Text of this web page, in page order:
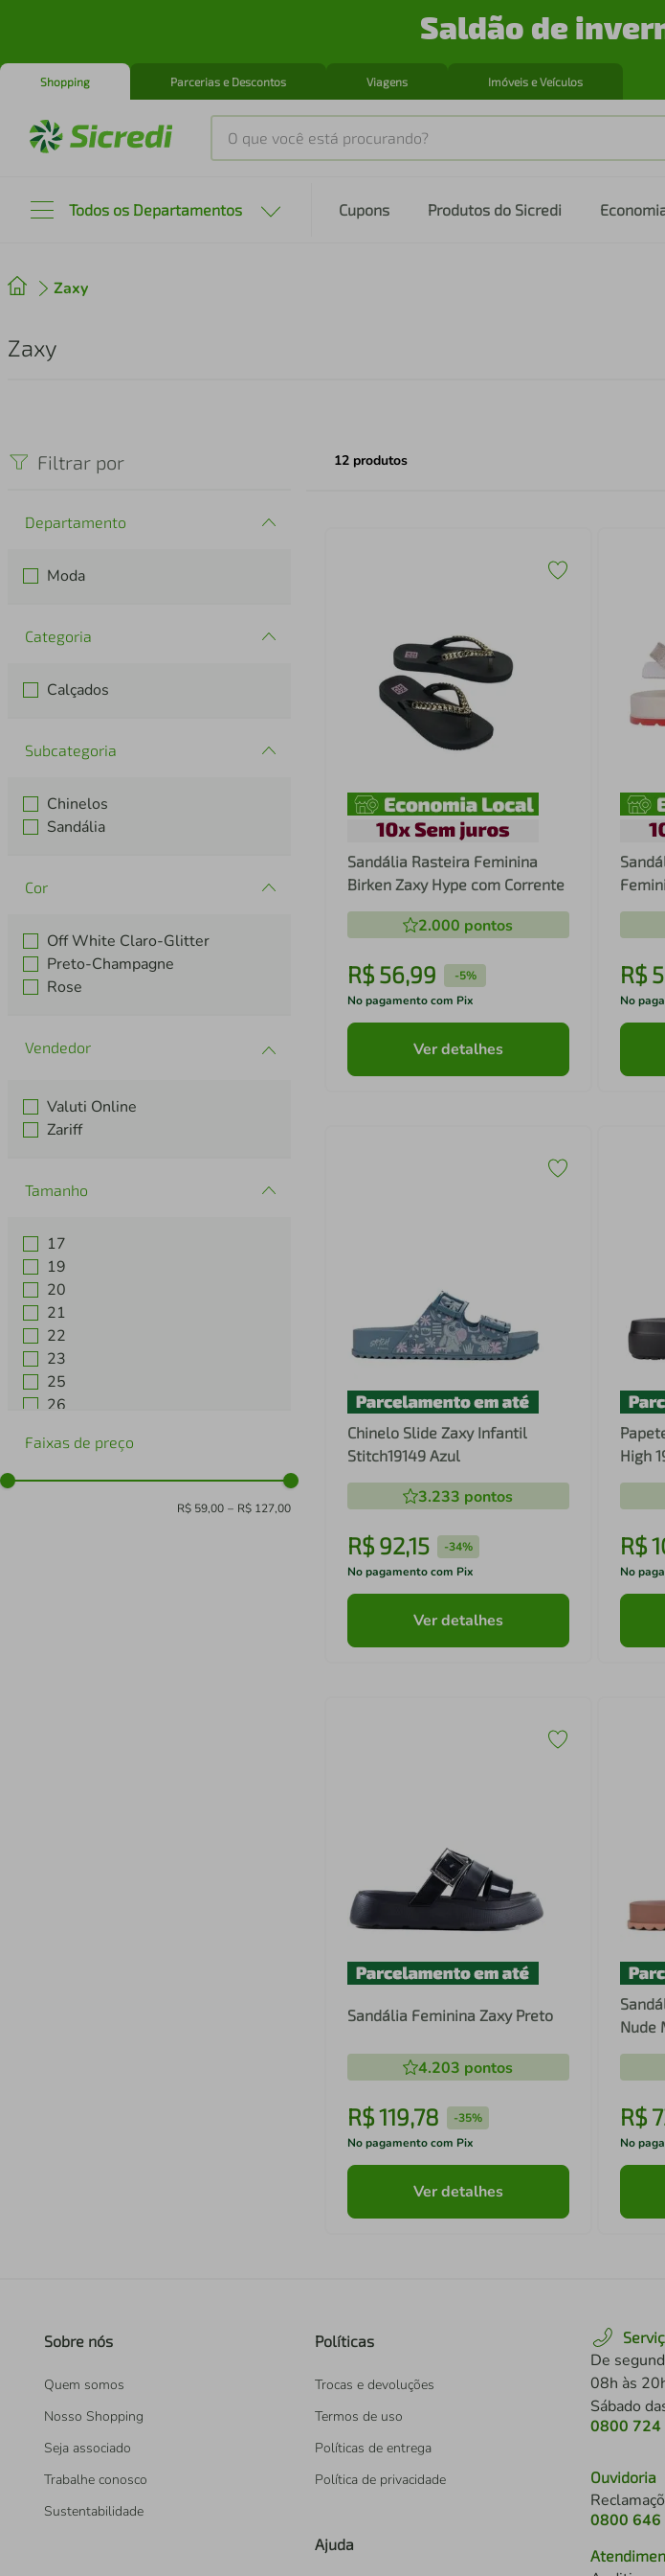
Saldão de
Shopping Parcerias e Descontos Viagens Imóveis e Veículos
O que você está procurando?
Todos os Departamentos Cupons Produtos do Sicredi
Zaxy
Zaxy
Filtrar por
Departamento
Moda
Categoria
Calçados
Subcategoria
Chinelos
Sandália
Cor
Off White Claro-Glitter
Preto-Champagne
Rose
Valuti Online
Zariff
Tamanho
17
19
20
21
22
23
25
26
29
Ver mais 9
Faixas de preço
R$ 59,00 – R$ 127,00
12 produtos
Sandália Rasteira Feminina
Birken Zaxy Hype com Corrente
2.000 pontos
R$ 56,99 -5%
No pagamento com Pix
Ver detalhes
R$
No
Chinelo Slide Zaxy Infantil
Stitch19149 Azul
3.233 pontos
R$ 92,15 -34%
No pagamento com Pix
Ver detalhes
High
R$
No
Sandália Feminina Zaxy Preto
4.203 pontos
R$119,78 -35%
No pagamento com Pix
Ver detalhes
Nude
R$
No
Sobre nós
Quem somos
Nosso Shopping
Seja associado
Trabalhe conosco
Sustentabilidade
Políticas
Trocas e devoluções
Termos de uso
Políticas de entrega
Política de privacidade
Ajuda
De
08h às
Sábado
0800 724
Ouvidoria
0800 646